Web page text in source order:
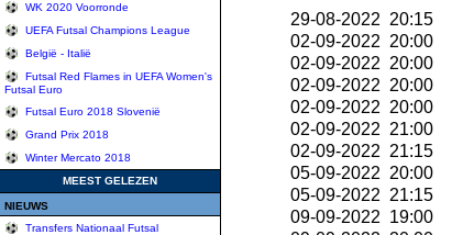
WK 2020 Voorronde
UEFA Futsal Champions League
België - Italië
Futsal Red Flames in UEFA Women's
Futsal Euro
Futsal Euro 2018 Slovenië
Grand Prix 2018
Winter Mercato 2018
MEEST GELEZEN
NIEUWS
Transfers Nationaal Futsal
29-08-2022 20:15
02-09-2022 20:00
02-09-2022 20:00
02-09-2022 20:00
02-09-2022 20:00
02-09-2022 21:00
02-09-2022 21:15
05-09-2022 20:00
05-09-2022 21:15
09-09-2022 19:00